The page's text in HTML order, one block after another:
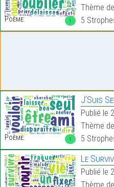
1
Poème:
Thème
5
1
Poème:
J’Suis
Publié le
Thème
5
Le
Publié le
Thème